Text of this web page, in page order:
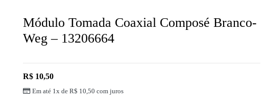
Módulo Tomada Coaxial Composé Branco-
Weg – 13206664
R$10,50
Em até 1x deR$ 10,50 com juros